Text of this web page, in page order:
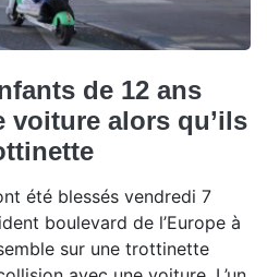
de 12 ans
voiture alors qu’ils
été blessés vendredi 7
boulevard de l’Europe à
sur une trottinette